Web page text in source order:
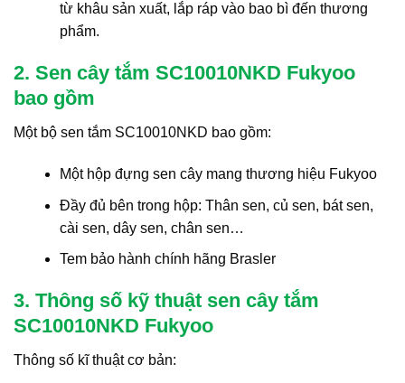
từ khâu sản xuất, lắp ráp vào bao bì đến thương
phẩm.
2. Sen cây tắm SC10010NKD Fukyoo
bao gồm
Một bộ sen tắm SC10010NKD bao gồm:
Một hộp đựng sen cây mang thương hiệu Fukyoo
Đầy đủ bên trong hộp: Thân sen, củ sen, bát sen,
cài sen, dây sen, chân sen…
Tem bảo hành chính hãng Brasler
3. Thông số kỹ thuật sen cây tắm
SC10010NKD Fukyoo
Thông số kĩ thuật cơ bản: